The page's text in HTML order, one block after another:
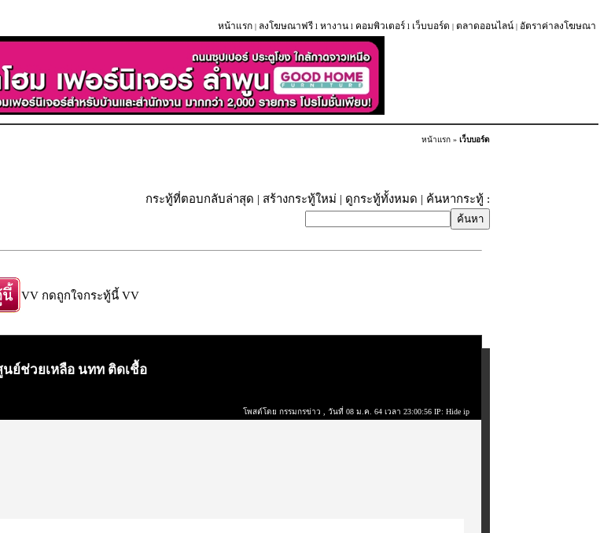
หน้าแรก | ลงโฆษณาฟรี l หางาน l คอมพิวเตอร์ l เว็บบอร์ด | ตลาดออนไลน์ | อัตราค่าลงโฆษณา
หน้าแรก » เว็บบอร์ด
กระทู้ที่ตอบกลับล่าสุด | สร้างกระทู้ใหม่ | ดูกระทู้ทั้งหมด | ค้นหากระทู้ :
VV กดถูกใจกระทู้นี้ VV
ย์ช่วยเหลือ นทท ติดเชื้อ
โพสต์โดย กรรมกรข่าว , วันที่ 08 ม.ค. 64 เวลา 23:00:56 IP: Hide ip